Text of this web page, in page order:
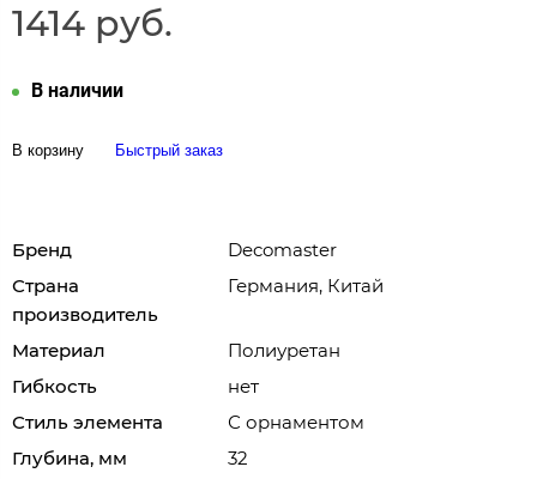
1414 руб.
В наличии
В корзину Быстрый заказ
Бренд
Decomaster
Страна
производитель
Германия, Китай
Материал
Полиуретан
Гибкость
нет
Стиль элемента
С орнаментом
Глубина, мм
32